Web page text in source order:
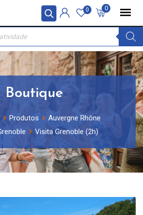
de Cookies 0
0
Boutique
Produtos
Auvergne Rhône
Visita Grenoble (2h)